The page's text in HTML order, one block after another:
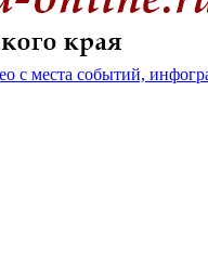
с места событий,